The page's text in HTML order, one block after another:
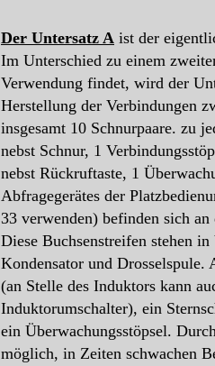
Der Untersatz A ist der
Im Unterschied zu einem
Verwendung findet, wird der
Herstellung der Verbindungen
insgesamt 10 Schnurpaare. zu
nebst Schnur, 1
nebst Rückruftaste, 1
Abfragegerätes der
33 verwenden) befinden sich
Diese Buchsenstreifen stehen
Kondensator und
(an Stelle des Induktors kann
Induktorumschalter), ein
ein Überwachungsstöpsel.
möglich, in Zeiten schwachen